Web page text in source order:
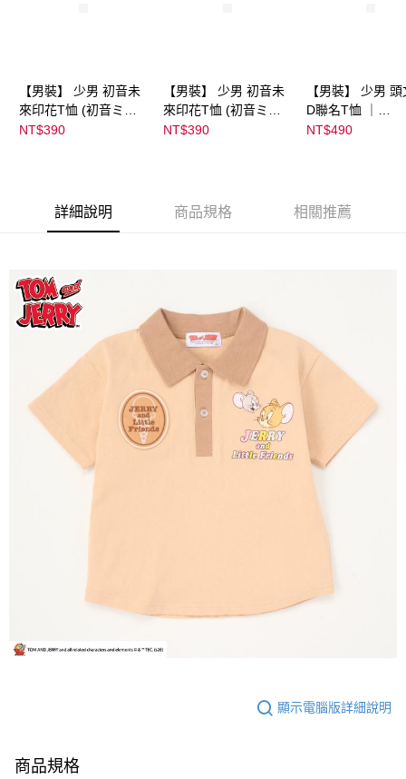
【男裝】 少男 初音未
來印花T恤 (初音ミク)
｜
NT$390
【男裝】 少男 初音未
來印花T恤 (初音ミク)
｜
NT$390
【男裝】 少男
D聯名T恤 ｜
NT$490
詳細說明 商品規格 相關推薦
顯示電腦版詳細說明
商品規格